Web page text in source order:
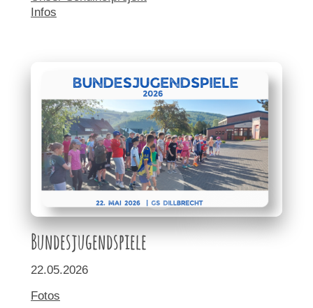
Infos
Bundesjugendspiele
22.05.2026
Fotos